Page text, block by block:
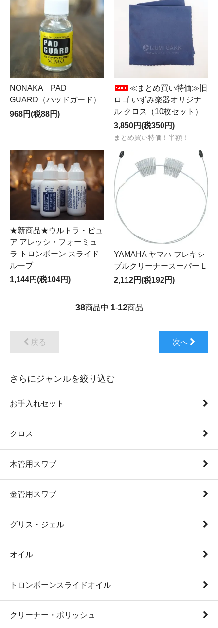
NONAKA PAD
GUARD（パッドガード）
968円(税88円)
≪まとめ買い特価≫旧
ロゴ いずみ楽器オリジナ
ル クロス（10枚セット）
3,850円(税350円)
まとめ買い特価！半額！
★新商品★ウルトラ・ピュ
ア アレッシ・フォーミュ
ラ トロンボーン スライド
ルーブ
1,144円(税104円)
YAMAHA ヤマハ フレキシ
ブルクリーナースーパー L
2,112円(税192円)
38商品中 1-12商品
戻る 次へ
さらにジャンルを絞り込む
お手入れセット
クロス
木管用スワブ
金管用スワブ
グリス・ジェル
オイル
トロンボーンスライドオイル
クリーナー・ポリッシュ